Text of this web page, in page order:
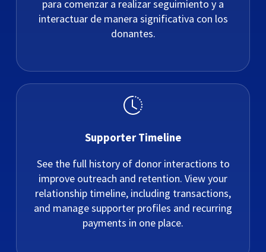
para comenzar a realizar seguimiento y a
interactuar de manera significativa con los
donantes.
Supporter Timeline
See the full history of donor interactions to
improve outreach and retention. View your
relationship timeline, including transactions,
and manage supporter profiles and recurring
payments in one place.